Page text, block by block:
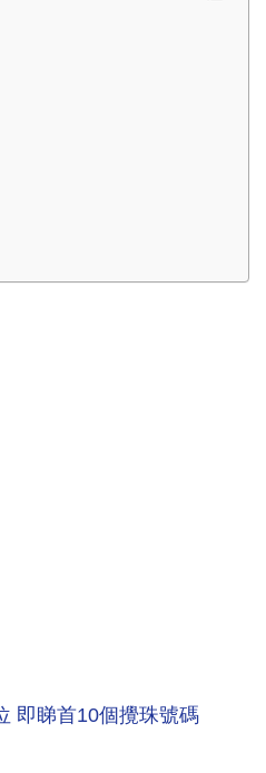
即睇首10個攪珠號碼